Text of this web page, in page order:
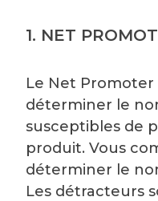
1. NET
Le Net Promoter
déterminer le
susceptibles de
produit. Vous
déterminer le
Les détracteurs